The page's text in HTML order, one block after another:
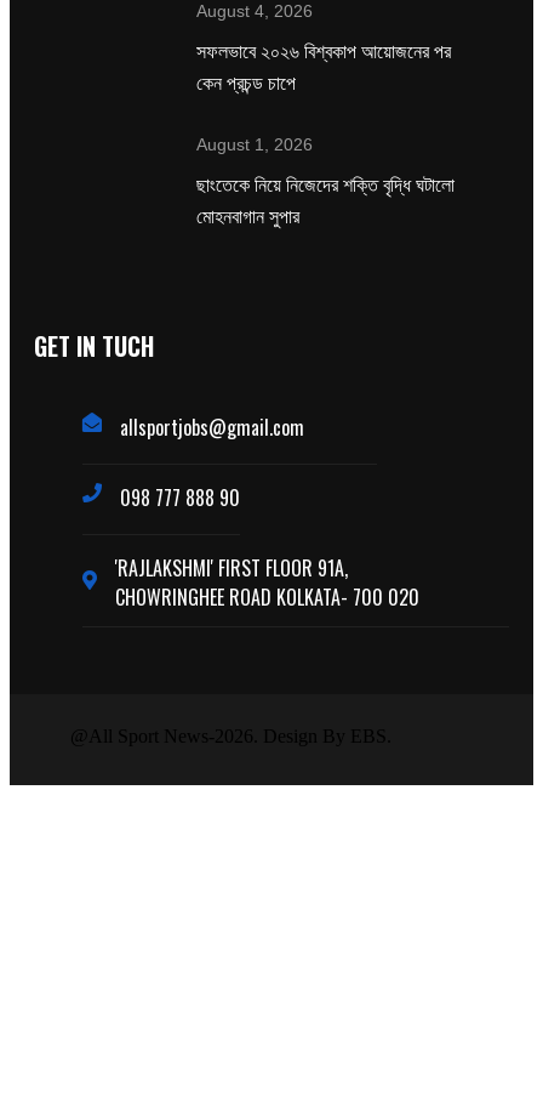
August 4, 2026
সফলভাবে ২০২৬ বিশ্বকাপ আয়োজনের পর
কেন প্রচন্ড চাপে
August 1, 2026
ছাংতেকে নিয়ে নিজেদের শক্তি বৃদ্ধি ঘটালো
মোহনবাগান সুপার
GET IN TUCH
allsportjobs@gmail.com
098 777 888 90
'RAJLAKSHMI' FIRST FLOOR 91A,
CHOWRINGHEE ROAD KOLKATA- 700 020
@All Sport News-2026. Design By EBS.